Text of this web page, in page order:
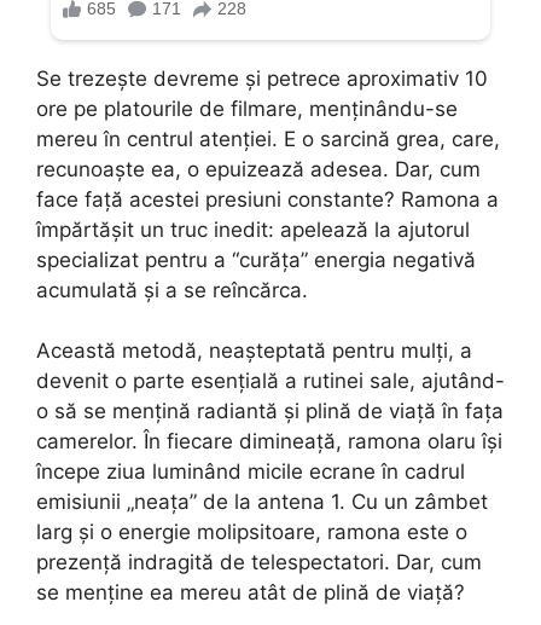
Se trezește devreme și petrece aproximativ 10
ore pe platourile de filmare, menținându-se
mereu în centrul atenției. E o sarcină grea, care,
recunoaște ea, o epuizează adesea. Dar, cum
face față acestei presiuni constante? Ramona a
împărtășit un truc inedit: apelează la ajutorul
specializat pentru a “curăța” energia negativă
acumulată și a se reîncărca.
Această metodă, neașteptată pentru mulți, a
devenit o parte esențială a rutinei sale, ajutând-
o să se mențină radiantă și plină de viață în fața
camerelor. În fiecare dimineață, ramona olaru își
începe ziua luminând micile ecrane în cadrul
emisiunii „neața” de la antena 1. Cu un zâmbet
larg și o energie molipsitoare, ramona este o
prezență indragită de telespectatori. Dar, cum
se menține ea mereu atât de plină de viață?